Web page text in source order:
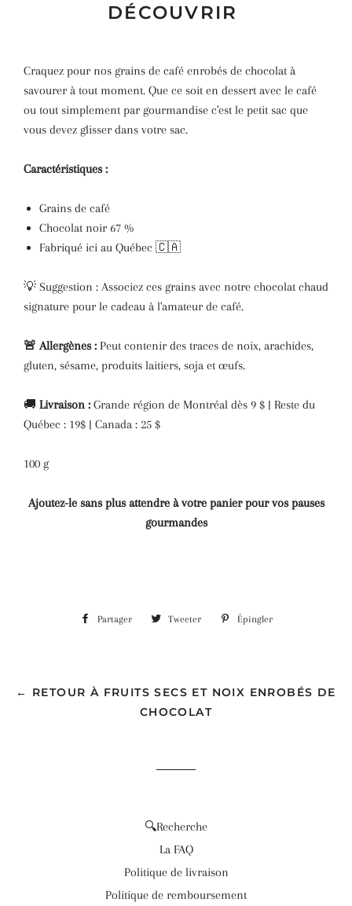
DÉCOUVRIR
Craquez pour nos grains de café enrobés de chocolat à
savourer à tout moment. Que ce soit en dessert avec le café
ou tout simplement par gourmandise c'est le petit sac que
vous devez glisser dans votre sac.
Caractéristiques :
Grains de café
Chocolat noir 67 %
Fabriqué ici au Québec 🇨🇦
💡 Suggestion : Associez ces grains avec notre chocolat chaud
signature pour le cadeau à l'amateur de café.
🚨 Allergènes : Peut contenir des traces de noix, arachides,
gluten, sésame, produits laitiers, soja et œufs.
🚚 Livraison : Grande région de Montréal dès 9 $ | Reste du
Québec : 19$ | Canada : 25 $
100 g
Ajoutez-le sans plus attendre à votre panier pour vos pauses
gourmandes
Partager PartagerTweeter TweeterÉpingler
← RETOUR À FRUITS SECS ET NOIX ENROBÉS DE
CHOCOLAT
🔍Recherche
La FAQ
Politique de livraison
Politique de remboursement